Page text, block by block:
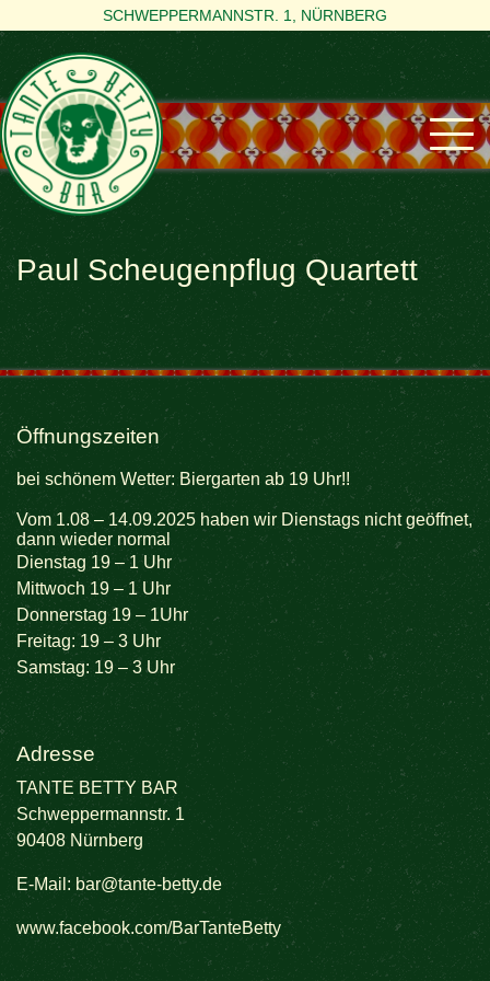
SCHWEPPERMANNSTR. 1, NÜRNBERG
Paul Scheugenpflug Quartett
Öffnungszeiten
bei schönem Wetter: Biergarten ab 19 Uhr!!
Vom 1.08 – 14.09.2025 haben wir Dienstags nicht geöffnet,
dann wieder normal
Dienstag 19 – 1 Uhr
Mittwoch 19 – 1 Uhr
Donnerstag 19 – 1Uhr
Freitag: 19 – 3 Uhr
Samstag: 19 – 3 Uhr
Adresse
TANTE BETTY BAR
Schweppermannstr. 1
90408 Nürnberg
E-Mail: bar@tante-betty.de
www.facebook.com/BarTanteBetty